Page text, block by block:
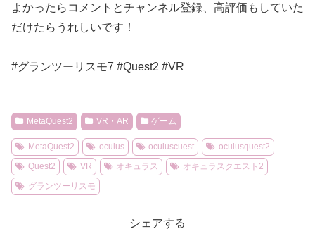
よかったらコメントとチャンネル登録、高評価もしていた
だけたらうれしいです！
#グランツーリスモ7 #Quest2 #VR
MetaQuest2 VR・AR ゲーム
MetaQuest2 oculus oculuscuest
oculusquest2
Quest2
VR オキュラス
オキュラスクエスト2
グランツーリスモ
シェアする